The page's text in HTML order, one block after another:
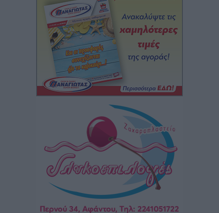
Πού κινούνται οι κρατήσεις last minute σε Ελλάδα
από Γερμανούς
πριν 1 ώρα
Οδηγός στη Ρόδο τράκαρε σταθμευμένο αυτοκίνητο,
παρέσυρε 72χρονο και διέφυγε
Τοπικές Ειδήσεις• πριν 1 ώρα
Το νέο Ειδικό Χωροταξικό για τον Τουρισμό
ξανασχεδιάζει τον επενδυτικό χάρτη της Ρόδου
πριν 2 ώρες
Γιάννης Βασιλάκης: «Η Πρωτοβάθμια Φροντίδα
Υγείας πρέπει να φτάνει σε κάθε γωνιά – Ενισχύουμε
τις δομές, δεν τις αποδυναμώνουμε»
πριν 2 ώρες